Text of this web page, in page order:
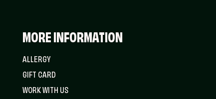
MORE INFORMATION
ALLERGY
GIFT CARD
WORK WITH US